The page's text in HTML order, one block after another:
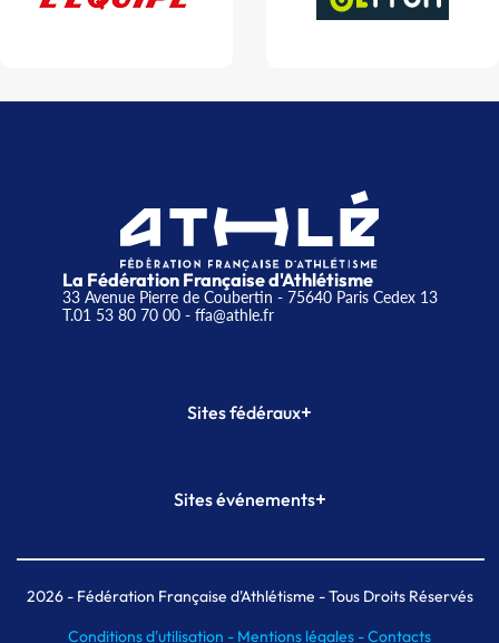
La Fédération Française d'Athlétisme
33 Avenue Pierre de Coubertin - 75640 Paris Cedex 13
T.01 53 80 70 00- ffa@athle.fr
Sites fédéraux+
Plateforme Formation
Sites événements+
Meeting de Paris indoor
MAIF Ekiden de Paris
2026- Fédération Française d'Athlétisme - Tous Droits Réservés
Conditions d'utilisation - Mentions légales -Contacts